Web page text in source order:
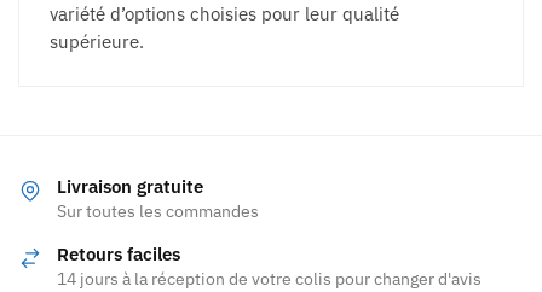
variété d’options choisies pour leur qualité
supérieure.
Livraison gratuite
Sur toutes les commandes
Retours faciles
14 jours à la réception de votre colis pour changer d'avis